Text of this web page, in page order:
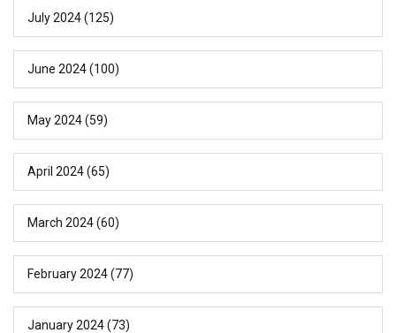
July 2024(125)
June 2024(100)
May 2024(59)
April 2024(65)
March 2024(60)
February 2024(77)
January 2024(73)